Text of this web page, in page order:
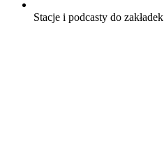
Stacje i podcasty do zakładek